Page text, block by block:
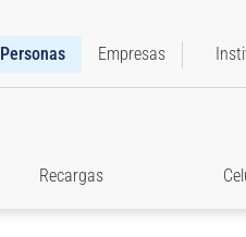
Personas Empresas
Recargas